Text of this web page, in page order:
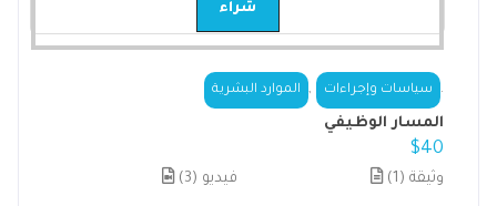
شراء
الموارد البشرية سياسات وإجراءات
المسار الوظيفي
$40
(3) فيديو (1) وثيقة